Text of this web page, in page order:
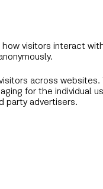
visitors interact
across websites.
for the individual
party advertisers.